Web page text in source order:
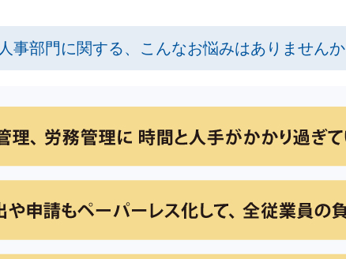
人事部門に関する、こんなお悩みはありませんか